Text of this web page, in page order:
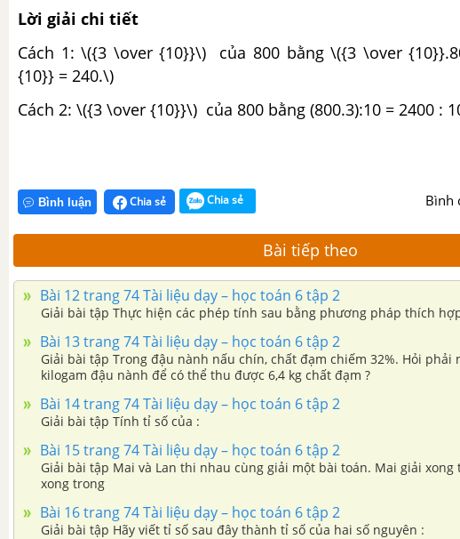
Lời giải chi tiết
Cách 1: \({3 \over {10}}\) của 800 bằng \({3 \over
{10}} = 240.\)
Cách 2: \({3 \over {10}}\) của 800 bằng (800.3):10 = 2400 :
Bình luận Chia sẻ Chia sẻ Bình
Bài tiếp theo
Bài 12 trang 74 Tài liệu dạy – học toán 6 tập 2
Giải bài tập Thực hiện các phép tính sau bằng phương pháp thích
Bài 13 trang 74 Tài liệu dạy – học toán 6 tập 2
Giải bài tập Trong đậu nành nấu chín, chất đạm chiếm 32%. Hỏi phải
kilogam đậu nành để có thể thu được 6,4 kg chất đạm ?
Bài 14 trang 74 Tài liệu dạy – học toán 6 tập 2
Giải bài tập Tính tỉ số của :
Bài 15 trang 74 Tài liệu dạy – học toán 6 tập 2
Giải bài tập Mai và Lan thi nhau cùng giải một bài toán. Mai giải xong
xong trong
Bài 16 trang 74 Tài liệu dạy – học toán 6 tập 2
Giải bài tập Hãy viết tỉ số sau đây thành tỉ số của hai số nguyên :